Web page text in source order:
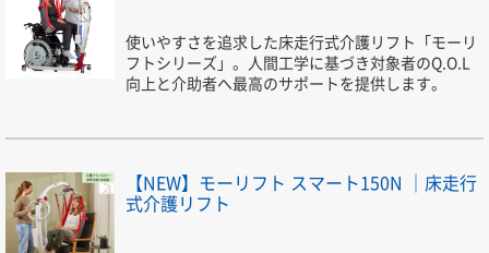
使いやすさを追求した床走行式介護リフト「モーリ
フトシリーズ」。人間工学に基づき対象者のQ.O.L
向上と介助者へ最高のサポートを提供します。
【NEW】モーリフト スマート150N ｜床走行
式介護リフト